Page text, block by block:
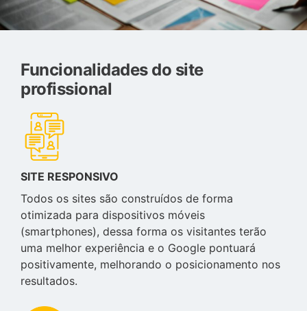
Funcionalidades do site
profissional
SITE RESPONSIVO
Todos os sites são construídos de forma
otimizada para dispositivos móveis
(smartphones), dessa forma os visitantes terão
uma melhor experiência e o Google pontuará
positivamente, melhorando o posicionamento nos
resultados.